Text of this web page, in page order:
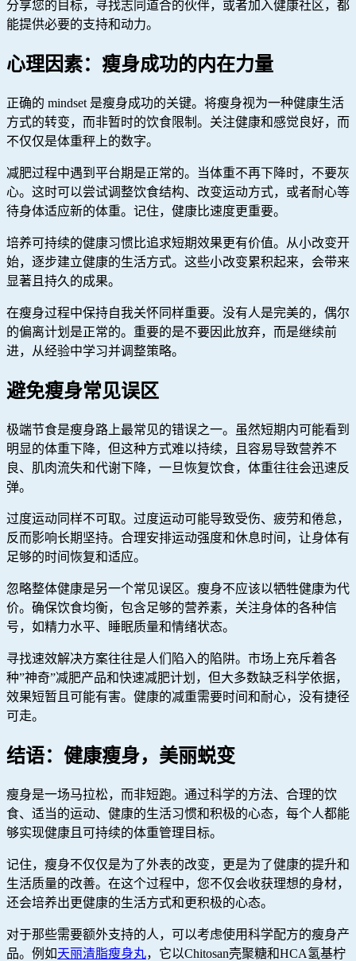
分享您的目标，寻找志同道合的伙伴，或者加入健康社区，都
能提供必要的支持和动力。
心理因素：瘦身成功的内在力量
正确的 mindset 是瘦身成功的关键。将瘦身视为一种健康生活
方式的转变，而非暂时的饮食限制。关注健康和感觉良好，而
不仅仅是体重秤上的数字。
减肥过程中遇到平台期是正常的。当体重不再下降时，不要灰
心。这时可以尝试调整饮食结构、改变运动方式，或者耐心等
待身体适应新的体重。记住，健康比速度更重要。
培养可持续的健康习惯比追求短期效果更有价值。从小改变开
始，逐步建立健康的生活方式。这些小改变累积起来，会带来
显著且持久的成果。
在瘦身过程中保持自我关怀同样重要。没有人是完美的，偶尔
的偏离计划是正常的。重要的是不要因此放弃，而是继续前
进，从经验中学习并调整策略。
避免瘦身常见误区
极端节食是瘦身路上最常见的错误之一。虽然短期内可能看到
明显的体重下降，但这种方式难以持续，且容易导致营养不
良、肌肉流失和代谢下降，一旦恢复饮食，体重往往会迅速反
弹。
过度运动同样不可取。过度运动可能导致受伤、疲劳和倦怠，
反而影响长期坚持。合理安排运动强度和休息时间，让身体有
足够的时间恢复和适应。
忽略整体健康是另一个常见误区。瘦身不应该以牺牲健康为代
价。确保饮食均衡，包含足够的营养素，关注身体的各种信
号，如精力水平、睡眠质量和情绪状态。
寻找速效解决方案往往是人们陷入的陷阱。市场上充斥着各
种”神奇”减肥产品和快速减肥计划，但大多数缺乏科学依据，
效果短暂且可能有害。健康的减重需要时间和耐心，没有捷径
可走。
结语：健康瘦身，美丽蜕变
瘦身是一场马拉松，而非短跑。通过科学的方法、合理的饮
食、适当的运动、健康的生活习惯和积极的心态，每个人都能
够实现健康且可持续的体重管理目标。
记住，瘦身不仅仅是为了外表的改变，更是为了健康的提升和
生活质量的改善。在这个过程中，您不仅会收获理想的身材，
还会培养出更健康的生活方式和更积极的心态。
对于那些需要额外支持的人，可以考虑使用科学配方的瘦身产
品。例如天丽清脂瘦身丸，它以Chitosan壳聚糖和HCA氢基柠